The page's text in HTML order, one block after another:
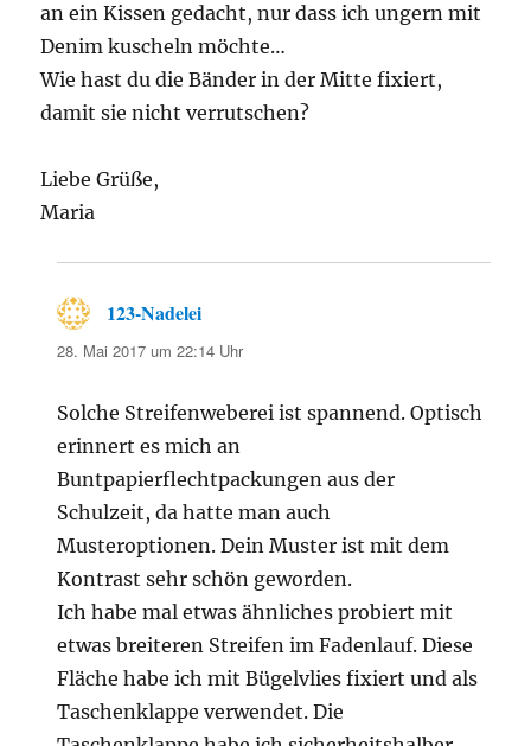
an ein Kissen gedacht, nur dass ich ungern mit
Denim kuscheln möchte…
Wie hast du die Bänder in der Mitte fixiert,
damit sie nicht verrutschen?
Liebe Grüße,
Maria
123-Nadelei
28. Mai 2017 um 22:14 Uhr
Solche Streifenweberei ist spannend. Optisch
erinnert es mich an
Buntpapierflechtpackungen aus der
Schulzeit, da hatte man auch
Musteroptionen. Dein Muster ist mit dem
Kontrast sehr schön geworden.
Ich habe mal etwas ähnliches probiert mit
etwas breiteren Streifen im Fadenlauf. Diese
Fläche habe ich mit Bügelvlies fixiert und als
Taschenklappe verwendet. Die